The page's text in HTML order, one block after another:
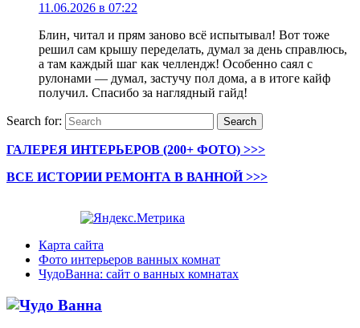
11.06.2026 в 07:22
Блин, читал и прям заново всё испытывал! Вот тоже
решил сам крышу переделать, думал за день справлюсь,
а там каждый шаг как челлендж! Особенно саял с
рулонами — думал, застучу пол дома, а в итоге кайф
получил. Спасибо за наглядный гайд!
Search for: Search
ГАЛЕРЕЯ ИНТЕРЬЕРОВ (200+ ФОТО) >>>
ВСЕ ИСТОРИИ РЕМОНТА В ВАННОЙ >>>
Карта сайта
Фото интерьеров ванных комнат
ЧудоВанна: сайт о ванных комнатах